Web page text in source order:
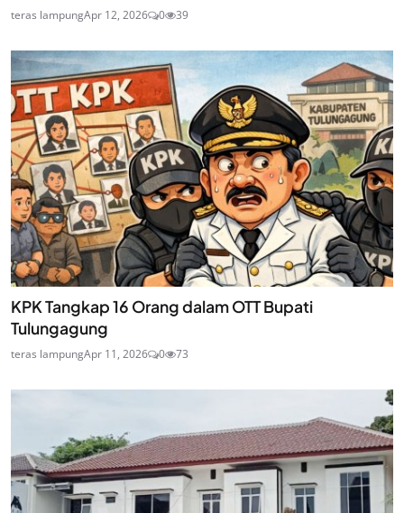
teras lampungApr 12, 2026 0 39
KPK Tangkap 16 Orang dalam OTT Bupati
Tulungagung
teras lampungApr 11, 2026 0 73